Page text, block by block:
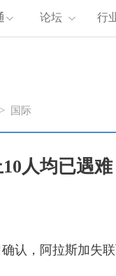
论坛 行
> 国际
人均已遇难
认，阿拉斯加失联